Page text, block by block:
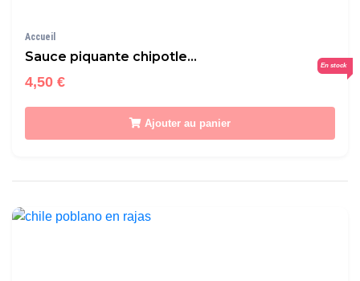
Accueil
Sauce piquante chipotle...
4,50 €
En stock
Ajouter au panier